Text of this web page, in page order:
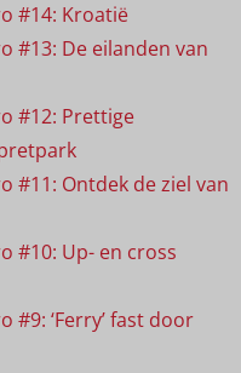
#14: Kroatië
#13: De eilanden van
#12: Prettige
#11: Ontdek de ziel van
#10: Up- en cross
#9: ‘Ferry’ fast door